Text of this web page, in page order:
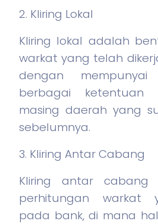
2. Kliring Lokal
Kliring lokal adalah
warkat yang telah
dengan
berbagai ketentuan
masing daerah yang
sebelumnya.
3. Kliring Antar Cabang
Kliring antar cabang
perhitungan warkat
pada bank, di mana